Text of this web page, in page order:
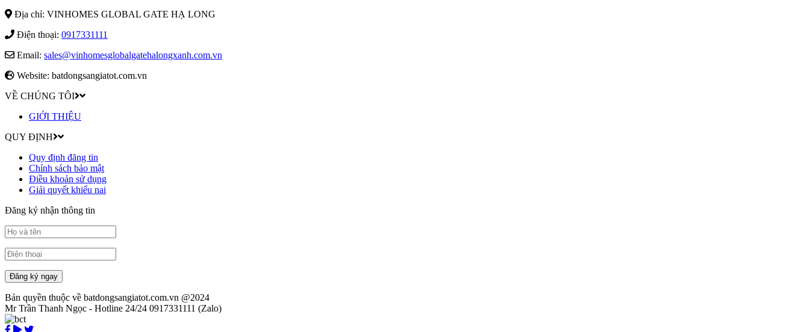
Địa chỉ: VINHOMES GLOBAL GATE HẠ LONG
Điện thoại: 0917331111
Email: sales@vinhomesglobalgatehalongxanh.com.vn
Website: batdongsangiatot.com.vn
VỀ CHÚNG TÔI
GIỚI THIỆU
QUY ĐỊNH
Quy định đăng tin
Chính sách bảo mật
Điều khoản sử dụng
Giải quyết khiếu nai
Đăng ký nhận thông tin
Đăng ký ngay
Bản quyền thuộc về batdongsangiatot.com.vn @2024
Mr Trần Thanh Ngọc - Hotline 24/24 0917331111 (Zalo)